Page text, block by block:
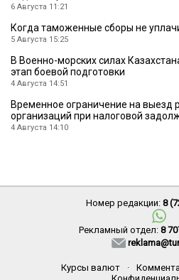
6 Августа 11:21
Когда таможенные сборы не
5 Августа 15:25
В Военно-морских силах
этап боевой подготовки
4 Августа 14:51
Временное ограничение на выезд
организаций при налоговой
4 Августа 14:10
Номер редакции: 8
Рекламный отдел: 8
Курсы валют ·